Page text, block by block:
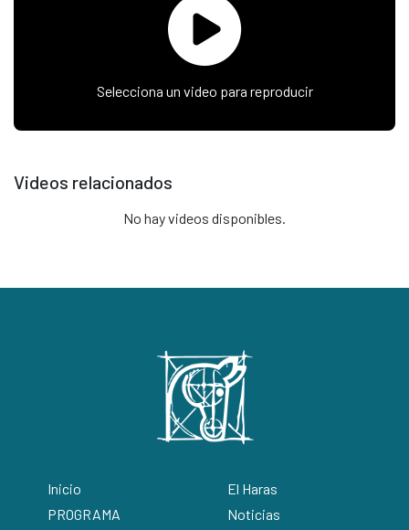
Selecciona un video para reproducir
Videos relacionados
No hay videos disponibles.
Inicio
El Haras
PROGRAMA
Noticias